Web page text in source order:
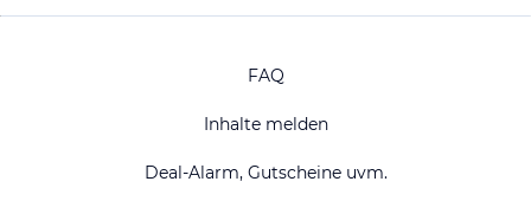
FAQ
Inhalte melden
Deal-Alarm, Gutscheine uvm.